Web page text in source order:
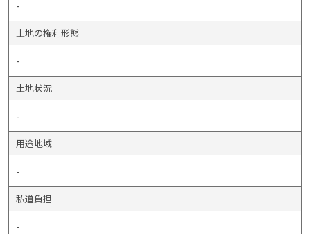
-
土地の権利形態
-
土地状況
-
用途地域
-
私道負担
-